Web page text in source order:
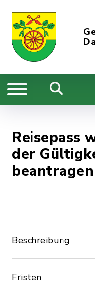
Reisepass
der
beantragen
Beschreibung
Fristen